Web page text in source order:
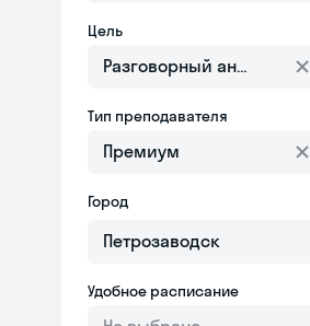
Цель
Разговорный английский
Тип преподавателя
Премиум
Город
Удобное расписание